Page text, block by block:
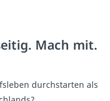
Mach mit.
durchstarten als